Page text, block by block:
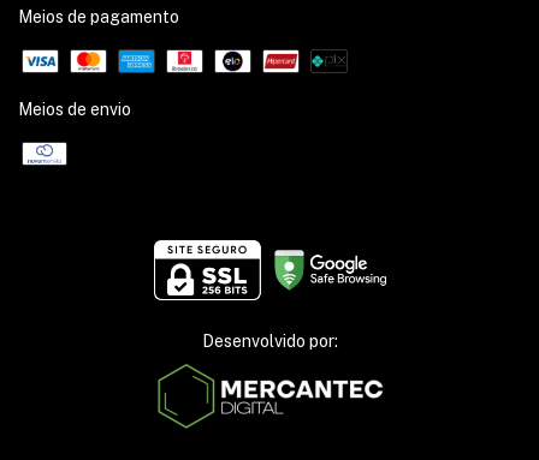
Meios de pagamento
Meios de envio
Desenvolvido por: